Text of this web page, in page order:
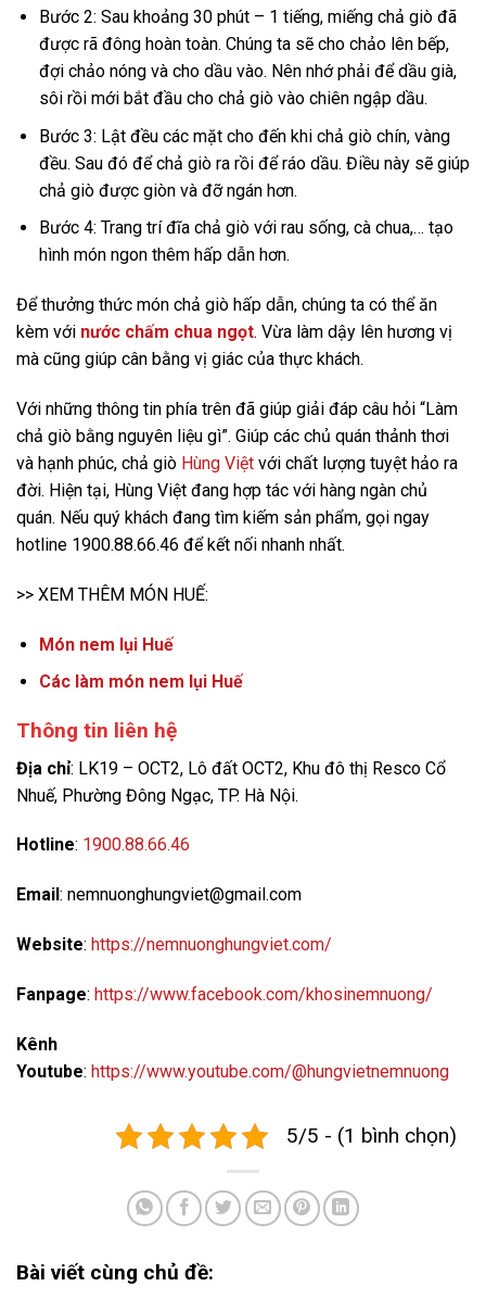
Bước 2: Sau khoảng 30 phút – 1 tiếng, miếng chả giò đã
được rã đông hoàn toàn. Chúng ta sẽ cho chảo lên bếp,
đợi chảo nóng và cho dầu vào. Nên nhớ phải để dầu già,
sôi rồi mới bắt đầu cho chả giò vào chiên ngập dầu.
Bước 3: Lật đều các mặt cho đến khi chả giò chín, vàng
đều. Sau đó để chả giò ra rồi để ráo dầu. Điều này sẽ giúp
chả giò được giòn và đỡ ngán hơn.
Bước 4: Trang trí đĩa chả giò với rau sống, cà chua,… tạo
hình món ngon thêm hấp dẫn hơn.
Để thưởng thức món chả giò hấp dẫn, chúng ta có thể ăn
kèm với nước chấm chua ngọt. Vừa làm dậy lên hương vị
mà cũng giúp cân bằng vị giác của thực khách.
Với những thông tin phía trên đã giúp giải đáp câu hỏi “Làm
chả giò bằng nguyên liệu gì”. Giúp các chủ quán thảnh thơi
và hạnh phúc, chả giò Hùng Việt với chất lượng tuyệt hảo ra
đời. Hiện tại, Hùng Việt đang hợp tác với hàng ngàn chủ
quán. Nếu quý khách đang tìm kiếm sản phẩm, gọi ngay
hotline 1900.88.66.46 để kết nối nhanh nhất.
>> XEM THÊM MÓN HUẾ:
Món nem lụi Huế
Các làm món nem lụi Huế
Thông tin liên hệ
Địa chỉ: LK19 – OCT2, Lô đất OCT2, Khu đô thị Resco Cổ
Nhuế, Phường Đông Ngạc, TP. Hà Nội.
Hotline: 1900.88.66.46
Email : nemnuonghungviet@gmail.com
Website: https://nemnuonghungviet.com/
Fanpage: https://www.facebook.com/khosinemnuong/
Kênh
Youtube: https://www.youtube.com/@hungvietnemnuong
5/5 - (1 bình chọn)
Bài viết cùng chủ đề: